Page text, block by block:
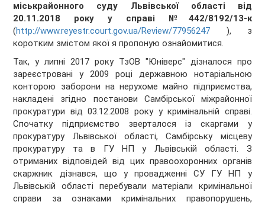
міськрайонного суду Львівської області від
20.11.2018 року у справі №442/8192/13-к
(http://www.reyestr.court.gov.ua/Review/77956247 ), з
коротким змістом якої я пропоную ознайомитися.
Так, у липні 2017 року ТзОВ "Юніверс" дізналося про
зареєстровані у 2009 році державною нотаріальною
конторою заборони на нерухоме майно підприємства,
накладені згідно постанови Самбірської міжрайонної
прокуратури від 03.12.2008 року у кримінальній справі.
Спочатку підприємство зверталося із скаргами у
прокуратуру Львівської області, Самбірську місцеву
прокуратуру та в ГУ НП у Львівській області. З
отриманих відповідей від цих правоохоронних органів
скаржник дізнався, що у провадженні СУ ГУ НП у
Львівській області перебували матеріали кримінальної
справи за ознаками кримінальних правопорушень,